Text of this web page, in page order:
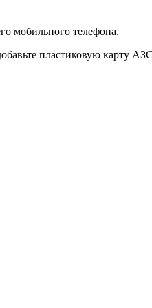
мобильного телефона.
пластиковую карту